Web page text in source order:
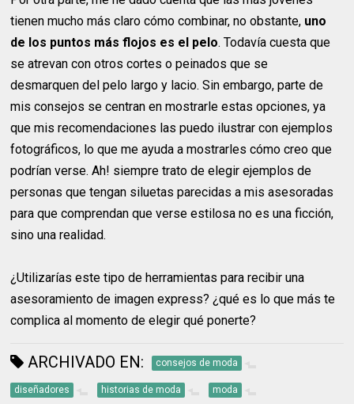
tienen mucho más claro cómo combinar, no obstante, uno
de los puntos más flojos es el pelo. Todavía cuesta que
se atrevan con otros cortes o peinados que se
desmarquen del pelo largo y lacio. Sin embargo, parte de
mis consejos se centran en mostrarle estas opciones, ya
que mis recomendaciones las puedo ilustrar con ejemplos
fotográficos, lo que me ayuda a mostrarles cómo creo que
podrían verse. Ah! siempre trato de elegir ejemplos de
personas que tengan siluetas parecidas a mis asesoradas
para que comprendan que verse estilosa no es una ficción,
sino una realidad.
¿Utilizarías este tipo de herramientas para recibir una
asesoramiento de imagen express? ¿qué es lo que más te
complica al momento de elegir qué ponerte?
ARCHIVADO EN: consejos de moda
diseñadores historias de moda moda